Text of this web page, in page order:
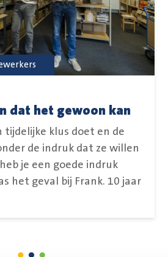
dat het gewoon kan
tijdelijke klus doet en de
de indruk dat ze willen
je een goede indruk
het geval bij Frank. 10 jaar